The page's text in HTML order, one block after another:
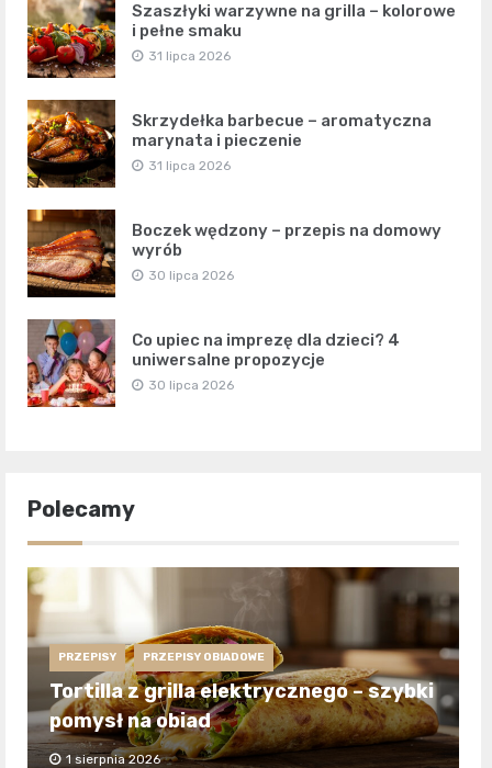
Szaszłyki warzywne na grilla – kolorowe
i pełne smaku
31 lipca 2026
Skrzydełka barbecue – aromatyczna
marynata i pieczenie
31 lipca 2026
Boczek wędzony – przepis na domowy
wyrób
30 lipca 2026
Co upiec na imprezę dla dzieci? 4
uniwersalne propozycje
30 lipca 2026
Polecamy
PRZEPISY PRZEPISY OBIADOWE
Tortilla z grilla elektrycznego – szybki
pomysł na obiad
1 sierpnia 2026